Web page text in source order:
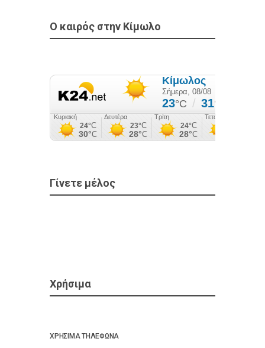
Ο καιρός στην Κίμωλο
Γίνετε μέλος
Χρήσιμα
ΧΡΗΣΙΜΑ ΤΗΛΕΦΩΝΑ